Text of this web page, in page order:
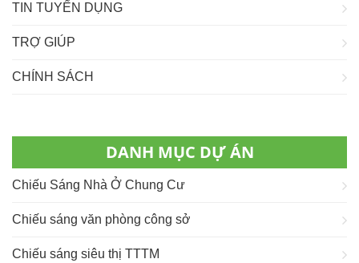
TIN TUYỂN DỤNG
TRỢ GIÚP
CHÍNH SÁCH
DANH MỤC DỰ ÁN
Chiếu Sáng Nhà Ở Chung Cư
Chiếu sáng văn phòng công sở
Chiếu sáng siêu thị TTTM